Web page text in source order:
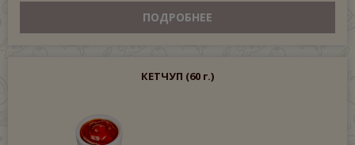
ПОДРОБНЕЕ
КЕТЧУП (60 г.)